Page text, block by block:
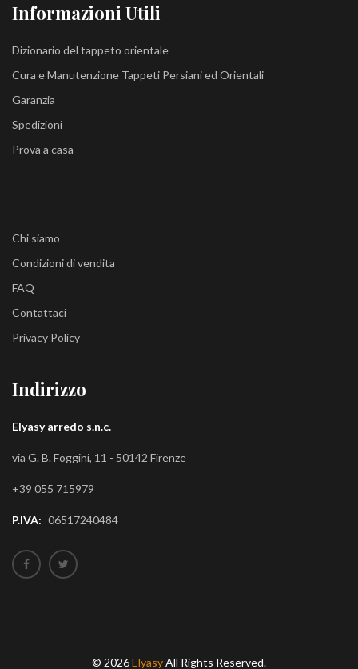
Informazioni Utili
Dizionario del tappeto orientale
Cura e Manutenzione Tappeti Persiani ed Orientali
Garanzia
Spedizioni
Prova a casa
Chi siamo
Condizioni di vendita
FAQ
Contattaci
Privacy Policy
Indirizzo
Elyasy arredo s.n.c.
via G. B. Foggini, 11 - 50142 Firenze
+39 055 715979
P.IVA: 06517240484
© 2026ElyasyAll Rights Reserved.